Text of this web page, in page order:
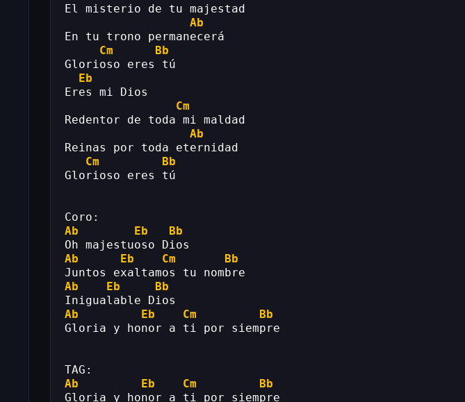
El misterio de tu majestad
Ab
En tu trono permanecerá
Cm
Bb
Glorioso eres tú
Eb
Eres mi Dios
Cm
Redentor de toda mi maldad
Ab
Reinas por toda eternidad
Cm
Bb
Glorioso eres tú
Coro:
Ab
Eb
Bb
Oh majestuoso Dios
Ab
Eb Cm
Bb
Juntos exaltamos tu nombre
Ab
Eb
Bb
Inigualable Dios
Ab
Eb Cm
Bb
Gloria y honor a ti por siempre
TAG:
Ab
Eb Cm
Bb
Gloria y honor a ti por siempre